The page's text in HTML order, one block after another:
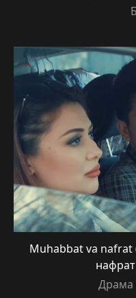
Muhabbat va nafrat
Драма